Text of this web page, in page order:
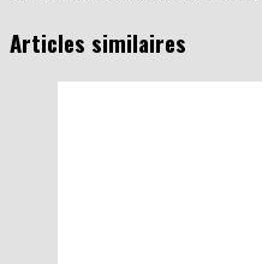
Articles similaires